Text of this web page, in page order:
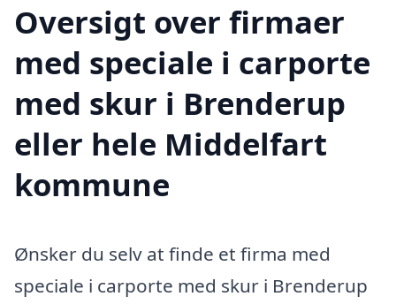
Oversigt over firmaer
med speciale i carporte
med skur i Brenderup
eller hele Middelfart
kommune
Ønsker du selv at finde et firma med
speciale i carporte med skur i Brenderup